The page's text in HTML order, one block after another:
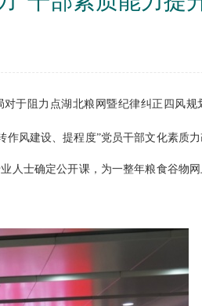
于阻力点湖北粮网暨纪律纠正四风
作风建设、提程度”党员干部文化素质
人士确定公开课，为一整年粮食谷物